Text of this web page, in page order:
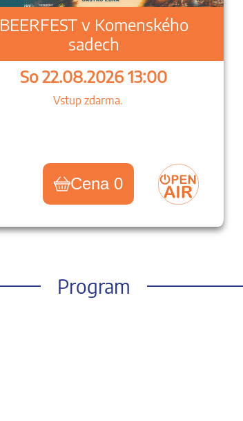
BEERFEST v Komenského
sadech
So 22.08.2026 13:00
Vstup zdarma.
Cena 0
Program